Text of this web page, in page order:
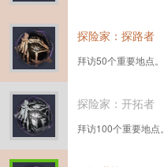
探险家：探路者
拜访50个重要地点。
探险家：开拓者
拜访100个重要地点。